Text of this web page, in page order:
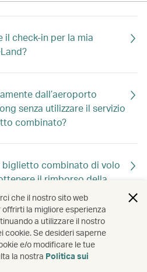
il check-in per la mia
dall’aeroporto
senza utilizzare il servizio
combinato?
biglietto combinato di volo
il rimborso della
da Hong Kong?
del servizio check-in per i
presso i porti di Macao
che il nostro sito web
la migliore esperienza
a utilizzare il nostro
cookie. Se desideri saperne
e/o modificare le tue
la nostra Politica sui